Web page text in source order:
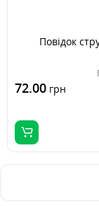
Повідок
72.00 грн